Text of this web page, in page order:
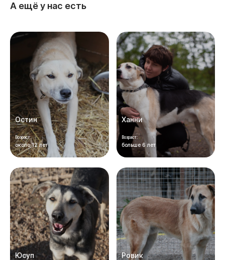
А ещё у нас есть
Остин
Возраст:
около 12 лет
Ханни
Возраст:
больше 6 лет
Юсуп Ровик